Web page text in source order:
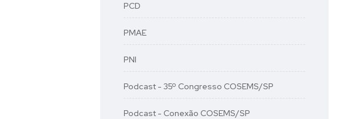
PCD
PMAE
PNI
Podcast - 35º Congresso COSEMS/SP
Podcast - Conexão COSEMS/SP